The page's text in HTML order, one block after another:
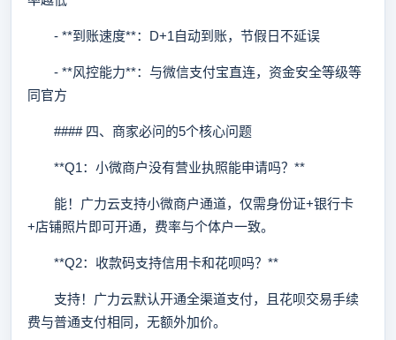
- **到账速度**：D+1自动到账，节假日不延误
- **风控能力**：与微信支付宝直连，资金安全等级等
同官方
#### 四、商家必问的5个核心问题
**Q1：小微商户没有营业执照能申请吗？**
能！广力云支持小微商户通道，仅需身份证+银行卡
+店铺照片即可开通，费率与个体户一致。
**Q2：收款码支持信用卡和花呗吗？**
支持！广力云默认开通全渠道支付，且花呗交易手续
费与普通支付相同，无额外加价。